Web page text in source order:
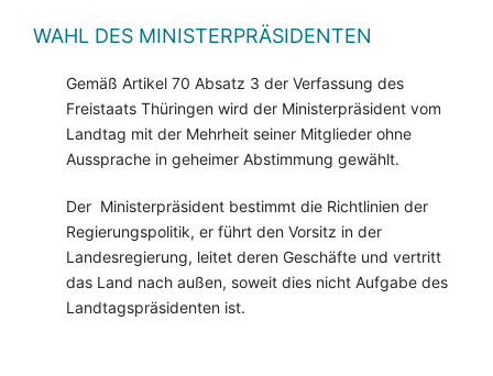
WAHL DES MINISTERPRÄSIDENTEN
Gemäß Artikel 70 Absatz 3 der Verfassung des
Freistaats Thüringen wird der Ministerpräsident vom
Landtag mit der Mehrheit seiner Mitglieder ohne
Aussprache in geheimer Abstimmung gewählt.
Der Ministerpräsident bestimmt die Richtlinien der
Regierungspolitik, er führt den Vorsitz in der
Landesregierung, leitet deren Geschäfte und vertritt
das Land nach außen, soweit dies nicht Aufgabe des
Landtagspräsidenten ist.